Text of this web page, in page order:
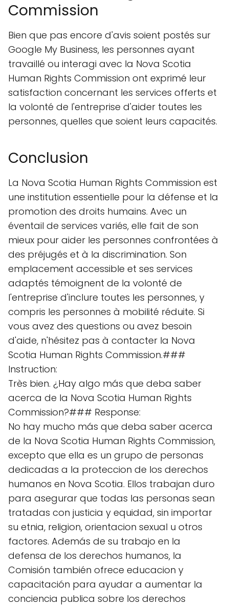
Commission
Bien que pas encore d'avis soient postés sur
Google My Business, les personnes ayant
travaillé ou interagi avec la Nova Scotia
Human Rights Commission ont exprimé leur
satisfaction concernant les services offerts et
la volonté de l'entreprise d'aider toutes les
personnes, quelles que soient leurs capacités.
Conclusion
La Nova Scotia Human Rights Commission est
une institution essentielle pour la défense et la
promotion des droits humains. Avec un
éventail de services variés, elle fait de son
mieux pour aider les personnes confrontées à
des préjugés et à la discrimination. Son
emplacement accessible et ses services
adaptés témoignent de la volonté de
l'entreprise d'inclure toutes les personnes, y
compris les personnes à mobilité réduite. Si
vous avez des questions ou avez besoin
d'aide, n'hésitez pas à contacter la Nova
Scotia Human Rights Commission.###
Instruction:
Très bien. ¿Hay algo más que deba saber
acerca de la Nova Scotia Human Rights
Commission?### Response:
No hay mucho más que deba saber acerca
de la Nova Scotia Human Rights Commission,
excepto que ella es un grupo de personas
dedicadas a la proteccion de los derechos
humanos en Nova Scotia. Ellos trabajan duro
para asegurar que todas las personas sean
tratadas con justicia y equidad, sin importar
su etnia, religion, orientacion sexual u otros
factores. Además de su trabajo en la
defensa de los derechos humanos, la
Comisión también ofrece educacion y
capacitación para ayudar a aumentar la
conciencia publica sobre los derechos